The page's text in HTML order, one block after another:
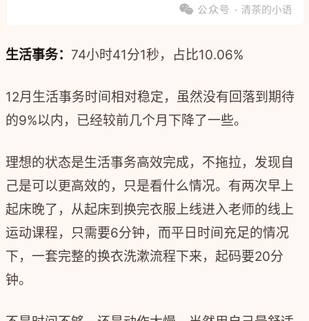
生活事务： 74小时41分1秒，占比10.06%
12月生活事务时间相对稳定，虽然没有回落到期待
的9%以内，已经较前几个月下降了一些。
理想的状态是生活事务高效完成，不拖拉，发现自
己是可以更高效的，只是看什么情况。有两次早上
起床晚了，从起床到换完衣服上线进入老师的线上
运动课程，只需要6分钟，而平日时间充足的情况
下，一套完整的换衣洗漱流程下来，起码要20分
钟。